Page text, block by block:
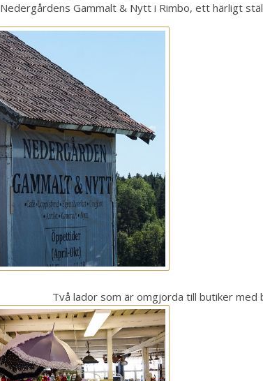
Nedergårdens Gammalt & Nytt i Rimbo, ett härligt
Två lador som är omgjorda till butiker med